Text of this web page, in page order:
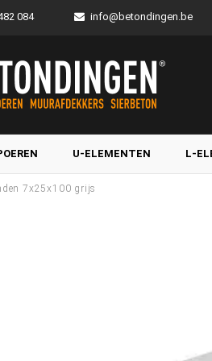
084 info@betondingen.be
U-ELEMENTEN L-
7x25x100 grijs